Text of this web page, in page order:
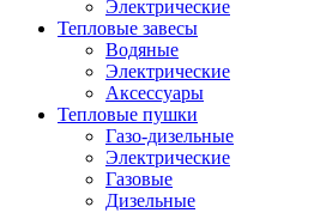
Электрические
Тепловые завесы
Водяные
Электрические
Аксессуары
Тепловые пушки
Газо-дизельные
Электрические
Газовые
Дизельные